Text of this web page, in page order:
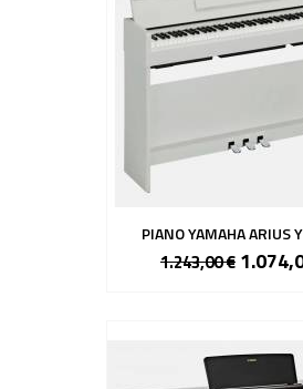
PIANO YAMAHA ARIUS
1.243,00 €